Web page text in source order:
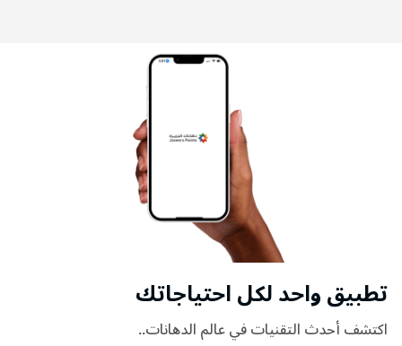
تطبيق واحد لكل احتياجاتك
اكتشف أحدث التقنيات في عالم الدهانات..